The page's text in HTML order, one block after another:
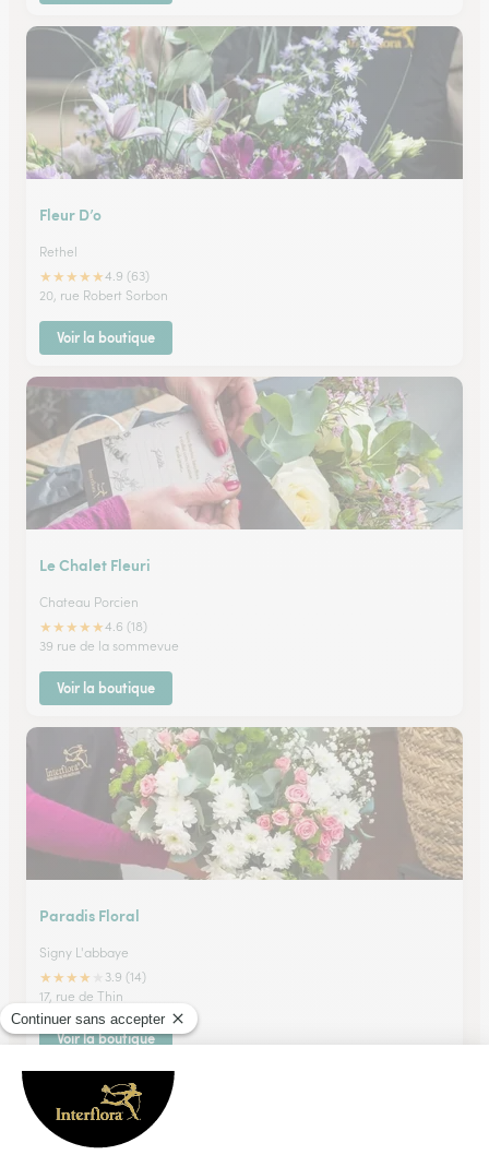
Fleur D’o
Rethel
★★★★★4.9 (63)
20, rue Robert Sorbon
Voir la boutique
Le Chalet Fleuri
Chateau Porcien
★★★★★4.6 (18)
39 rue de la sommevue
Voir la boutique
Paradis Floral
Signy L'abbaye
★★★★
3.9 (14)
17, rue de Thin
Voir la boutique